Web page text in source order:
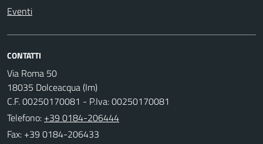
Eventi
CONTATTI
Via Roma 50
18035 Dolceacqua (Im)
C.F. 00250170081 - P.Iva: 00250170081
Telefono: +39 0184-206444
Fax: +39 0184-206433